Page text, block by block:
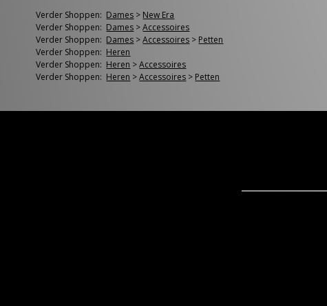
Verder Shoppen: Dames > New Era
Verder Shoppen: Dames >Accessoires
Verder Shoppen: Dames >Accessoires > Petten
Verder Shoppen: Heren
Verder Shoppen: Heren >Accessoires
Verder Shoppen: Heren >Accessoires > Petten